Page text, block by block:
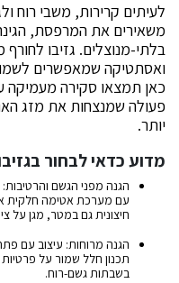
לעיתים קרירות, משבי רוח
משאירים את המרפסת,
בלתי-מנוצלים. גזיבו
ואסתטיקה שמאפשרים
כאן תמצאו סקירה מעמיקה
פעולה שמנצחות את מזג
יותר.
מדוע כדאי לבחור
הגנה מפני הגשם
עם מערכת אטימה חלקית
חיצונית גם במטר, מגן על
הגנה מרוחות: עיצוב עם
תכנון חלל שמור על
בשבתות גשם-רוח.